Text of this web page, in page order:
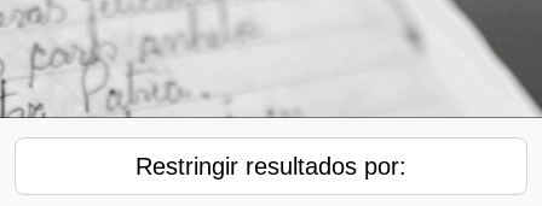
Restringir resultados por: